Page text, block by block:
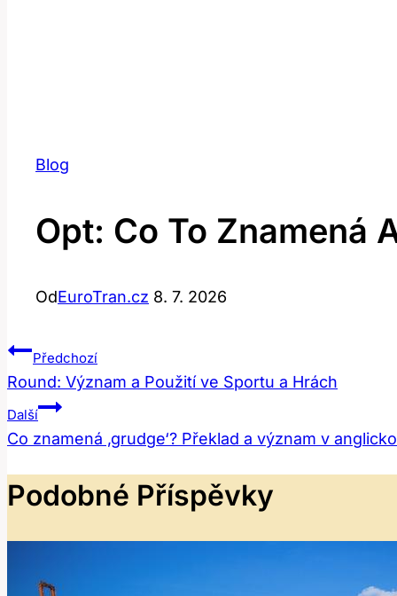
Blog
Opt: Co To Znamená
OdEuroTran.cz 8. 7. 2026
Navigace
Pro
Příspěvek
Předchozí
Round: Význam a Použití ve Sportu a Hrách
Další
Co znamená ‚grudge‘? Překlad a význam v
Podobné Příspěvky